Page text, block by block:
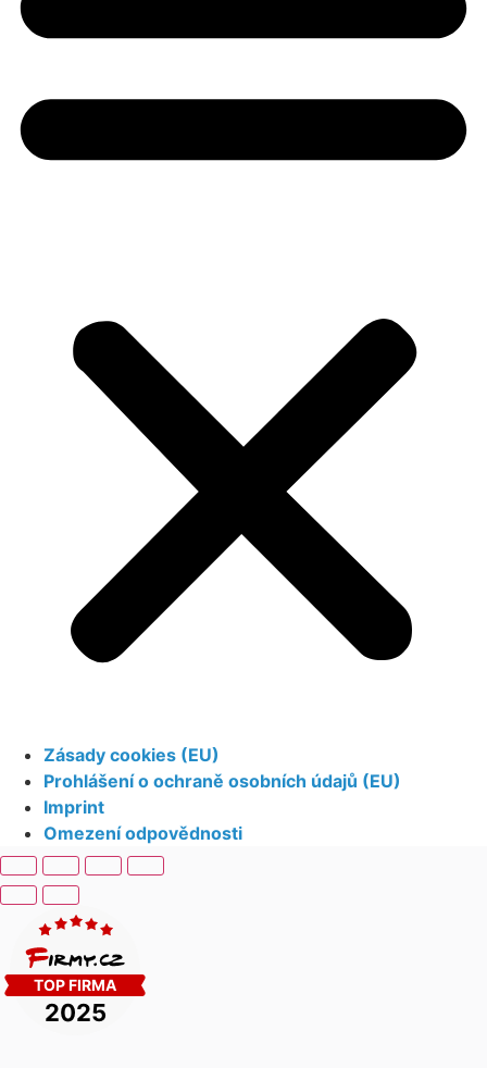
Zásady cookies (EU)
Prohlášení o ochraně osobních údajů (EU)
Imprint
Omezení odpovědnosti